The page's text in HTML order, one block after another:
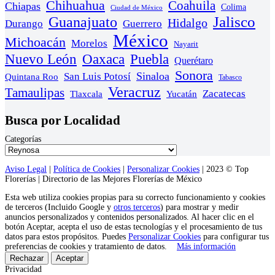
Chiapas Chihuahua Ciudad de México Coahuila Colima
Durango Guanajuato Guerrero Hidalgo Jalisco
Michoacán Morelos México Nayarit
Nuevo León Oaxaca Puebla Querétaro
Quintana Roo San Luis Potosí Sinaloa Sonora Tabasco
Tamaulipas Tlaxcala Veracruz Yucatán Zacatecas
Busca por Localidad
Categorías
Aviso Legal | Política de Cookies | Personalizar Cookies | 2023 © Top
Florerías | Directorio de las Mejores Florerías de México
Esta web utiliza cookies propias para su correcto funcionamiento y cookies
de terceros (Incluido Google y otros terceros) para mostrar y medir
anuncios personalizados y contenidos personalizados. Al hacer clic en el
botón Aceptar, acepta el uso de estas tecnologías y el procesamiento de tus
datos para estos propósitos. Puedes Personalizar Cookies para configurar tus
preferencias de cookies y tratamiento de datos. Más información
Rechazar
Aceptar
Privacidad